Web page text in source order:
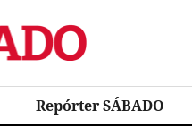
Repórter SÁBADO